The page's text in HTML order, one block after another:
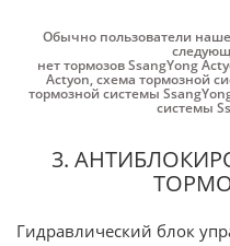
Обычно пользователи
нет тормозов SsangYong
Actyon,схема тормозной
тормозной системы
системы
3.
Гидравлический блок